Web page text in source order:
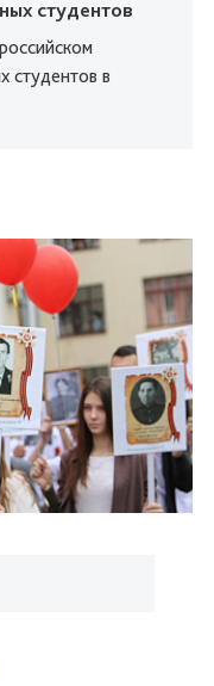
студентов
студентов в